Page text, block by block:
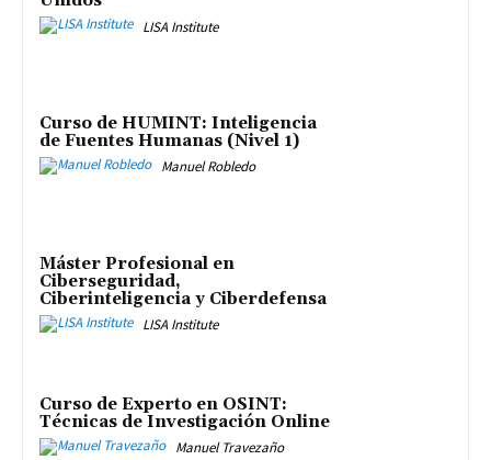
LISA Institute
Curso de HUMINT: Inteligencia
de Fuentes Humanas (Nivel 1)
Manuel Robledo
Máster Profesional en
Ciberseguridad,
Ciberinteligencia y Ciberdefensa
LISA Institute
Curso de Experto en OSINT:
Técnicas de Investigación Online
Manuel Travezaño